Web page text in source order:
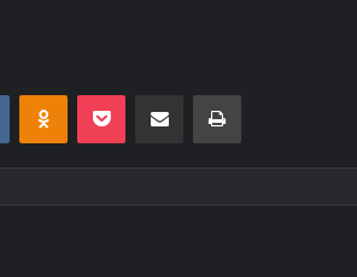
VKontakteOdnoklassniki
Pocket E-Posta ile paylaş Yazdır